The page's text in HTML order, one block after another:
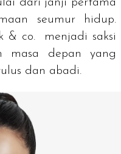
dari janji pertama
seumur hidup.
& co. menjadi saksi
masa depan yang
dan abadi.